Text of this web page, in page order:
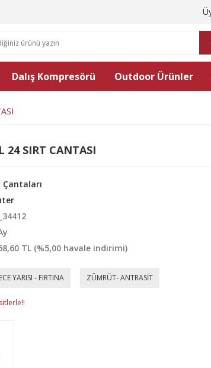
Dalış Kompresörü Outdoor Ürünler
24 SIRT CANTASI
Çantaları
TL (%5,00 havale indirimi)
YARISI - FIRTINA ZÜMRÜT- ANTRASİT